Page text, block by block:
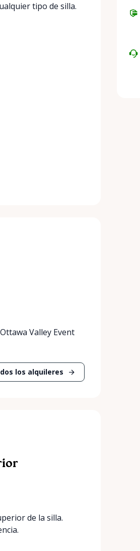
tipo de silla.
Valley Event
los alquileres
de la silla.